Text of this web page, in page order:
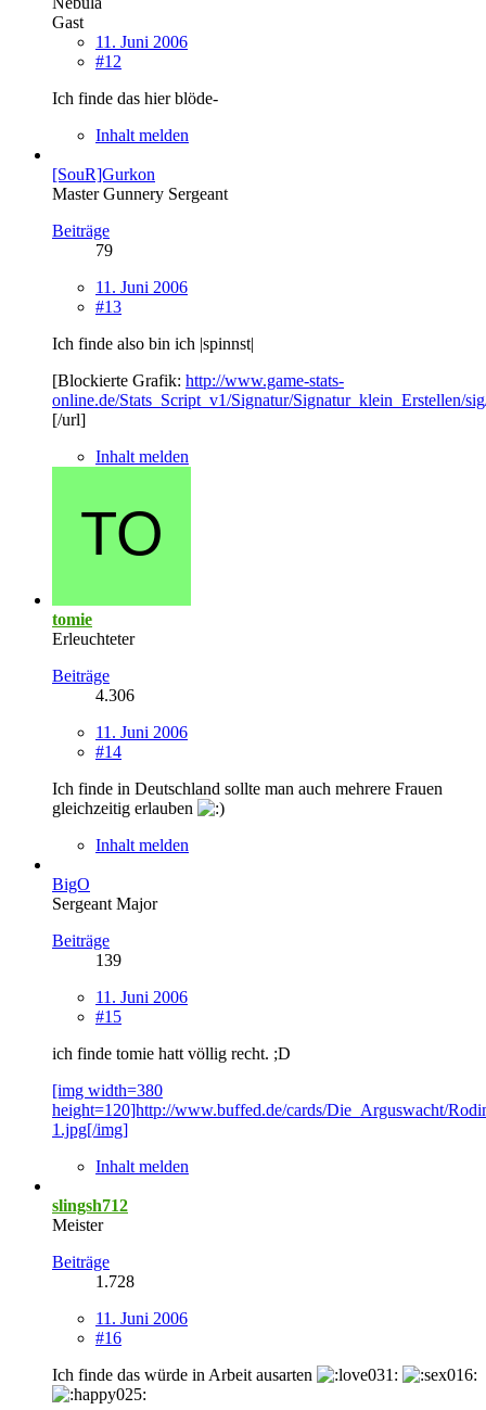
Gast
11. Juni 2006
#12
Ich finde das hier blöde-
Inhalt melden
[SouR]Gurkon
Master Gunnery Sergeant
Beiträge
79
11. Juni 2006
#13
Ich finde also bin ich |spinnst|
[Blockierte Grafik: http://www.game-stats-
online.de/Stats_Script_v1/Signatur/Signatur_klein_Erstellen/
[/url]
Inhalt melden
tomie
Erleuchteter
Beiträge
4.306
11. Juni 2006
#14
Ich finde in Deutschland sollte man auch mehrere Frauen
gleichzeitig erlauben
Inhalt melden
BigO
Sergeant Major
Beiträge
139
11. Juni 2006
#15
ich finde tomie hatt völlig recht. ;D
[img width=380
height=120]http://www.buffed.de/cards/Die_Arguswacht/
1.jpg[/img]
Inhalt melden
slingsh712
Meister
Beiträge
1.728
11. Juni 2006
#16
Ich finde das würde in Arbeit ausarten